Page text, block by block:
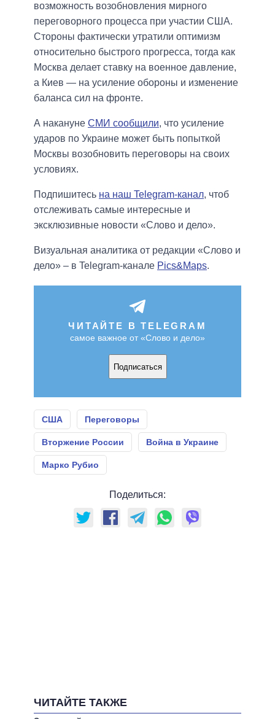
возможность возобновления мирного
переговорного процесса при участии США.
Стороны фактически утратили оптимизм
относительно быстрого прогресса, тогда как
Москва делает ставку на военное давление,
а Киев — на усиление обороны и изменение
баланса сил на фронте.
А накануне СМИ сообщили, что усиление
ударов по Украине может быть попыткой
Москвы возобновить переговоры на своих
условиях.
Подпишитесь на наш Telegram-канал, чтоб
отслеживать самые интересные и
эксклюзивные новости «Слово и дело».
Визуальная аналитика от редакции «Слово и
дело» – в Telegram-канале Pics&Maps.
ЧИТАЙТЕ В TELEGRAM
самое важное от «Слово и дело»
Подписаться
США Переговоры
Вторжение России Война в Украине
Марко Рубио
Поделиться:
ЧИТАЙТЕ ТАКЖЕ